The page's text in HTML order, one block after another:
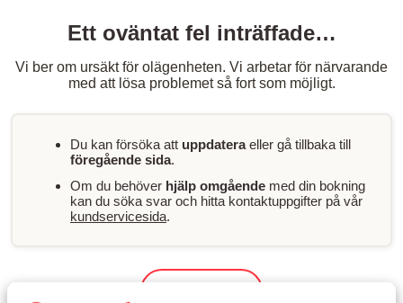
Ett oväntat fel inträffade…
Vi ber om ursäkt för olägenheten. Vi arbetar för närvarande
med att lösa problemet så fort som möjligt.
Du kan försöka att uppdateraeller gå tillbaka till
föregående sida.
Om du behöver hjälp omgående med din bokning
kan du söka svar och hitta kontaktuppgifter på vår
kundservicesida.